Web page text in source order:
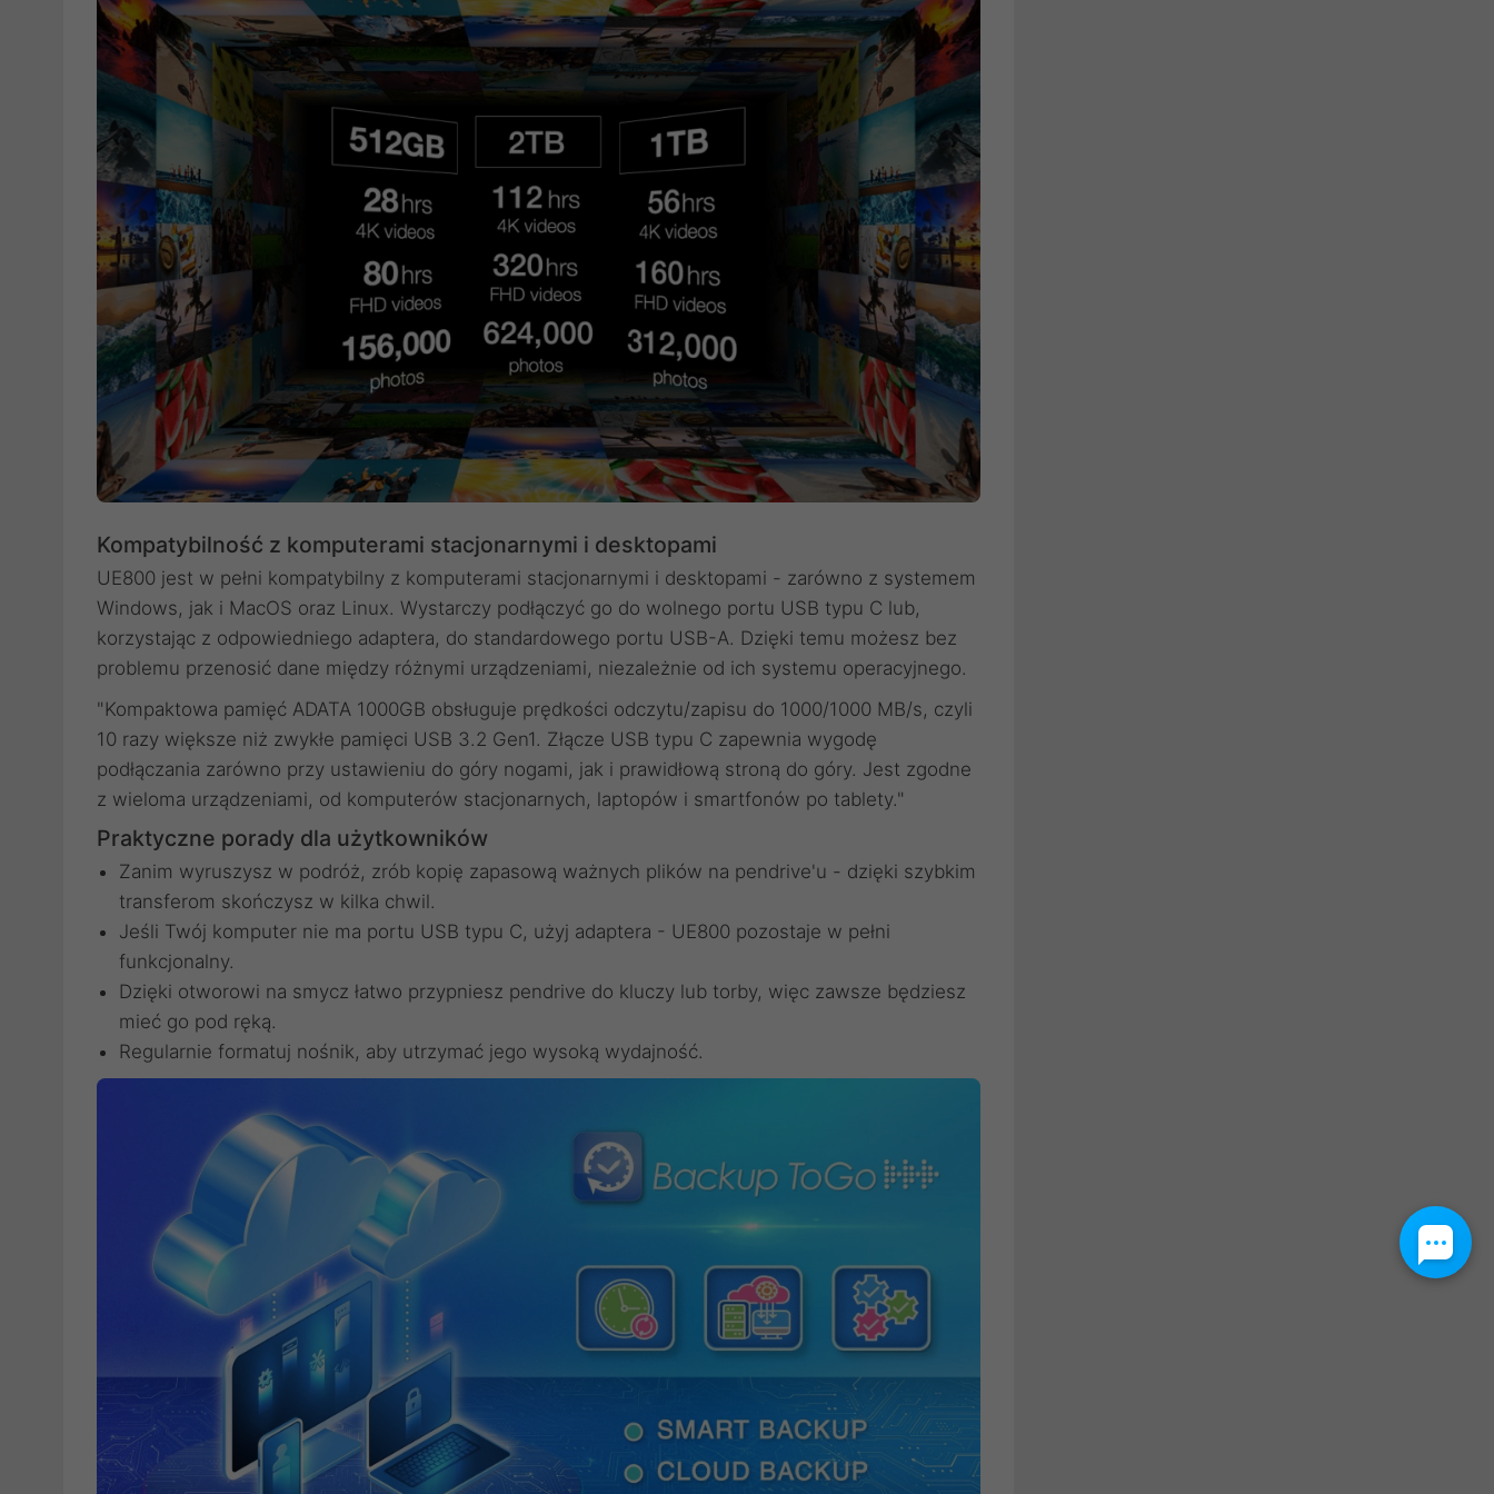
Kompatybilność z komputerami stacjonarnymi i desktopami
UE800 jest w pełni kompatybilny z komputerami stacjonarnymi i desktopami - zarówno z systemem
Windows, jak i MacOS oraz Linux. Wystarczy podłączyć go do wolnego portu USB typu C lub,
korzystając z odpowiedniego adaptera, do standardowego portu USB-A. Dzięki temu możesz bez
problemu przenosić dane między różnymi urządzeniami, niezależnie od ich systemu operacyjnego.
"Kompaktowa pamięć ADATA 1000GB obsługuje prędkości odczytu/zapisu do 1000/1000 MB/s, czyli
10 razy większe niż zwykłe pamięci USB 3.2 Gen1. Złącze USB typu C zapewnia wygodę
podłączania zarówno przy ustawieniu do góry nogami, jak i prawidłową stroną do góry. Jest zgodne
z wieloma urządzeniami, od komputerów stacjonarnych, laptopów i smartfonów po tablety."
Praktyczne porady dla użytkowników
Zanim wyruszysz w podróż, zrób kopię zapasową ważnych plików na pendrive'u - dzięki szybkim
transferom skończysz w kilka chwil.
Jeśli Twój komputer nie ma portu USB typu C, użyj adaptera - UE800 pozostaje w pełni
funkcjonalny.
Dzięki otworowi na smycz łatwo przypniesz pendrive do kluczy lub torby, więc zawsze będziesz
mieć go pod ręką.
Regularnie formatuj nośnik, aby utrzymać jego wysoką wydajność.